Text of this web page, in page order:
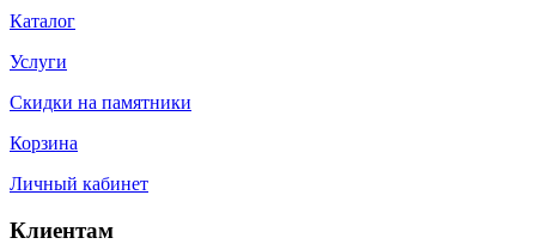
Каталог
Услуги
Скидки на памятники
Корзина
Личный кабинет
Клиентам